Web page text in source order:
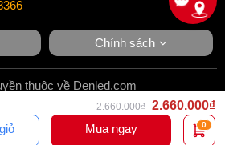
2.660.000₫ 2.660.000₫
Mua ngay 0
Chính sách
thuộc về Denled.com